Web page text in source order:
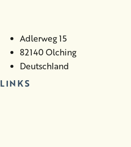
Adlerweg 15
82140 Olching
Deutschland
LINKS